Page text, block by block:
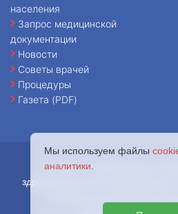
населения
Запрос медицинской
документации
Новости
Советы врачей
Процедуры
Газета (PDF)
© 2026 - Государственное
здравоохранения города Москвы
Мы используем файлы
аналитики